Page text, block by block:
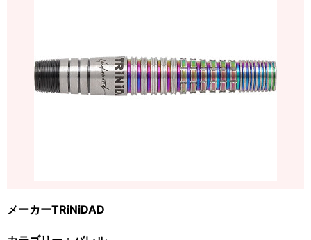
メーカーTRiNiDAD